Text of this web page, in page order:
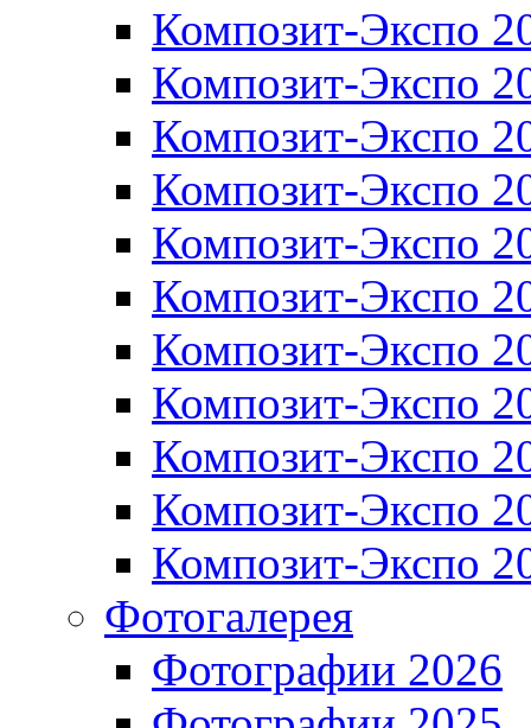
Композит-Экспо
Композит-Экспо
Композит-Экспо
Композит-Экспо
Композит-Экспо
Композит-Экспо
Композит-Экспо
Композит-Экспо
Композит-Экспо
Композит-Экспо
Композит-Экспо
Фотогалерея
Фотографии 2026